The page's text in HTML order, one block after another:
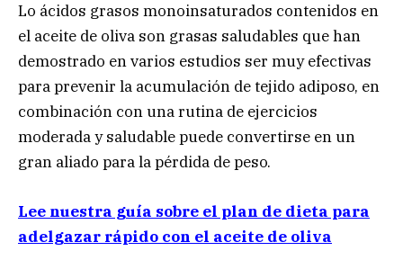
Lo ácidos grasos monoinsaturados contenidos en
el aceite de oliva son grasas saludables que han
demostrado en varios estudios ser muy efectivas
para prevenir la acumulación de tejido adiposo, en
combinación con una rutina de ejercicios
moderada y saludable puede convertirse en un
gran aliado para la pérdida de peso.
Lee nuestra guía sobre el plan de dieta para
adelgazar rápido con el aceite de oliva